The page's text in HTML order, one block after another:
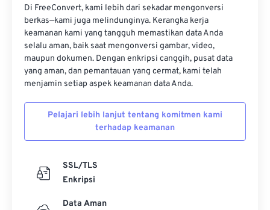
Di FreeConvert, kami lebih dari sekadar mengonversi
berkas—kami juga melindunginya. Kerangka kerja
keamanan kami yang tangguh memastikan data Anda
selalu aman, baik saat mengonversi gambar, video,
maupun dokumen. Dengan enkripsi canggih, pusat data
yang aman, dan pemantauan yang cermat, kami telah
menjamin setiap aspek keamanan data Anda.
Pelajari lebih lanjut tentang komitmen kami
terhadap keamanan
SSL/TLS
Enkripsi
Data Aman